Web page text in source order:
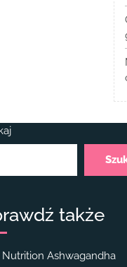
także
Nutrition Ashwagandha